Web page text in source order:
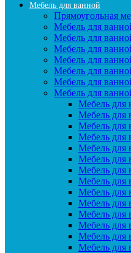
Мебель для ванной
Прямоугольная
Мебель для
Мебель для
Мебель для
Мебель для
Мебель для
Мебель для
Мебель для
Мебель для
Мебель для
Мебель
Мебель для
Мебель для
Мебель для
Мебель для
Мебель для
Мебель для
Мебель для
Мебель для
Мебель для
Мебель для
Мебель